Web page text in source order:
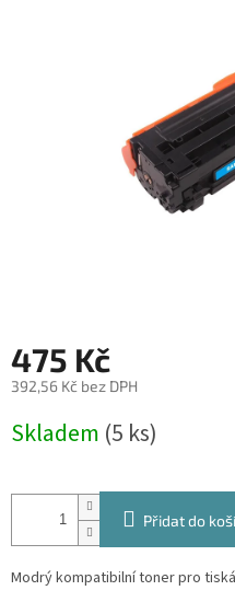
475 Kč
392,56 Kč bez DPH
cena:
Skladem (5 ks)
Přidat do
Modrý kompatibilní toner pro